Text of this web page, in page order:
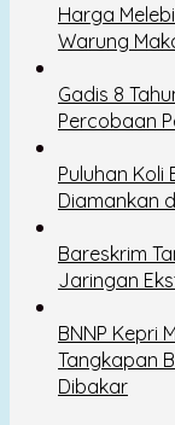
Harga
Warung
Gadis 8
Percobaan
Puluhan Koli
Diamankan
Bareskrim
Jaringan
BNNP Kepri
Tangkapan
Dibakar